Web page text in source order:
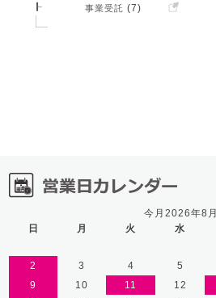
事業受託 (7)
今月2026年8月
日
月 火 水
2
3 4 5
9
10 11 12